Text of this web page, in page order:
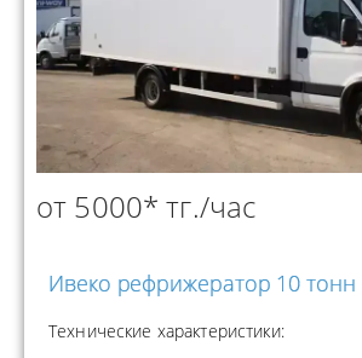
от 5000* тг./час
Ивеко рефрижератор 10 тонн
Технические характеристики: